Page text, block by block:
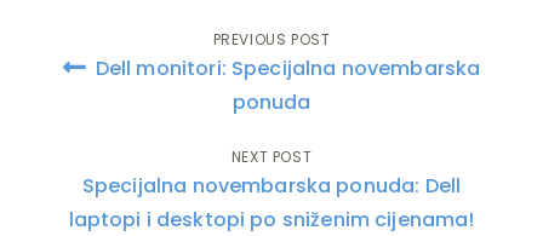
Post
PREVIOUS POST
Dell monitori: Specijalna novembarska
ponuda
NEXT POST
Specijalna novembarska ponuda: Dell
laptopi i desktopi po sniženim cijenama!